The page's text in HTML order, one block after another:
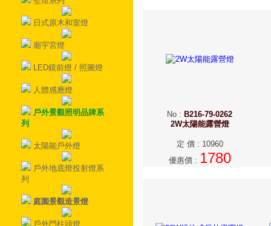
日式原木和室燈
廟宇宮燈
LED鏡前燈 / 照圖燈
人體感應燈
戶外景觀照明品牌系
列
太陽能戶外燈
戶外地底燈投射燈系
列
庭園景觀造景燈
戶外門柱頭燈
No : B216-79-0262
2W太陽能露營燈
定 價: 10960
優惠價: 1780